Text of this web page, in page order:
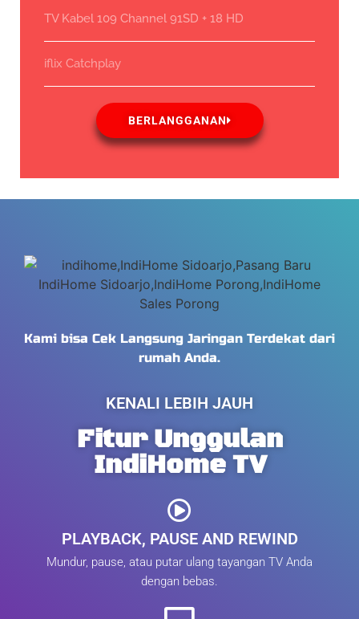
TV Kabel 109 Channel 91SD + 18 HD
iflix Catchplay
BERLANGGANAN
Kami bisa Cek Langsung Jaringan Terdekat dari
rumah Anda.
KENALI LEBIH JAUH
Fitur Unggulan
IndiHome TV
PLAYBACK, PAUSE AND REWIND
Mundur, pause, atau putar ulang tayangan TV Anda
dengan bebas.